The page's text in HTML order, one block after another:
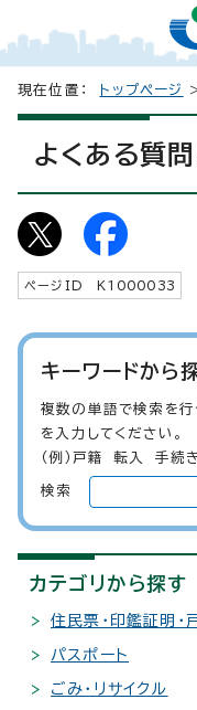
現在位置： トップページ
よくある質
ページID K 1000033
キーワードから
複数の単語で検索を行
を入力してください。
（例）戸籍 転入 手続
検索
カテゴリから探す
住民票・印鑑証明・
パスポート
ごみ・リサイクル